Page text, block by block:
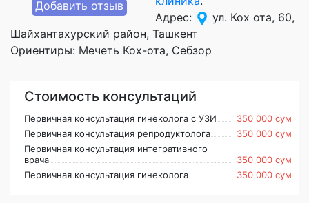
Добавить отзыв
Адрес:
ул. Кох ота, 60,
Шайхантахурский район, Ташкент
Ориентиры: Мечеть Кох-ота, Себзор
Стоимость консультаций
Первичная консультация гинеколога с УЗИ
350 000 сум
Первичная консультация репродуктолога
350 000 сум
Первичная консультация интегративного
врача
350 000 сум
Первичная консультация гинеколога
350 000 сум